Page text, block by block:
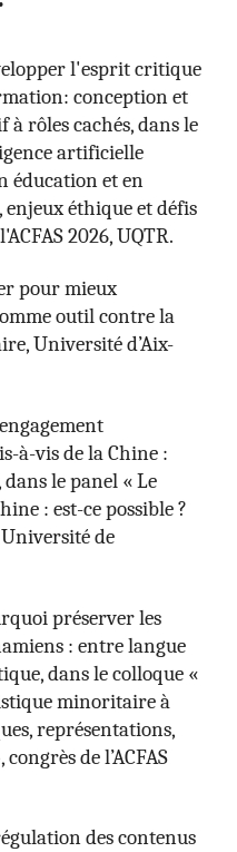
l'esprit critique
conception et
rôles cachés, dans le
artificielle
éducation et en
éthique et défis
2026, UQTR.
pour mieux
outil contre la
Université d’Aix-
à-vis de la Chine :
le panel « Le
: est-ce possible ?
Université de
préserver les
: entre langue
dans le colloque «
minoritaire à
représentations,
de l’ACFAS
des contenus